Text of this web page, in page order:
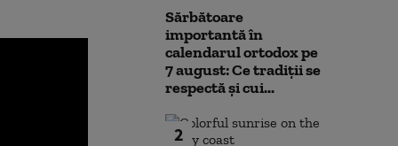
Sărbătoare
importantă în
calendarul ortodox pe
7 august: Ce tradiții se
respectă și cui...
2